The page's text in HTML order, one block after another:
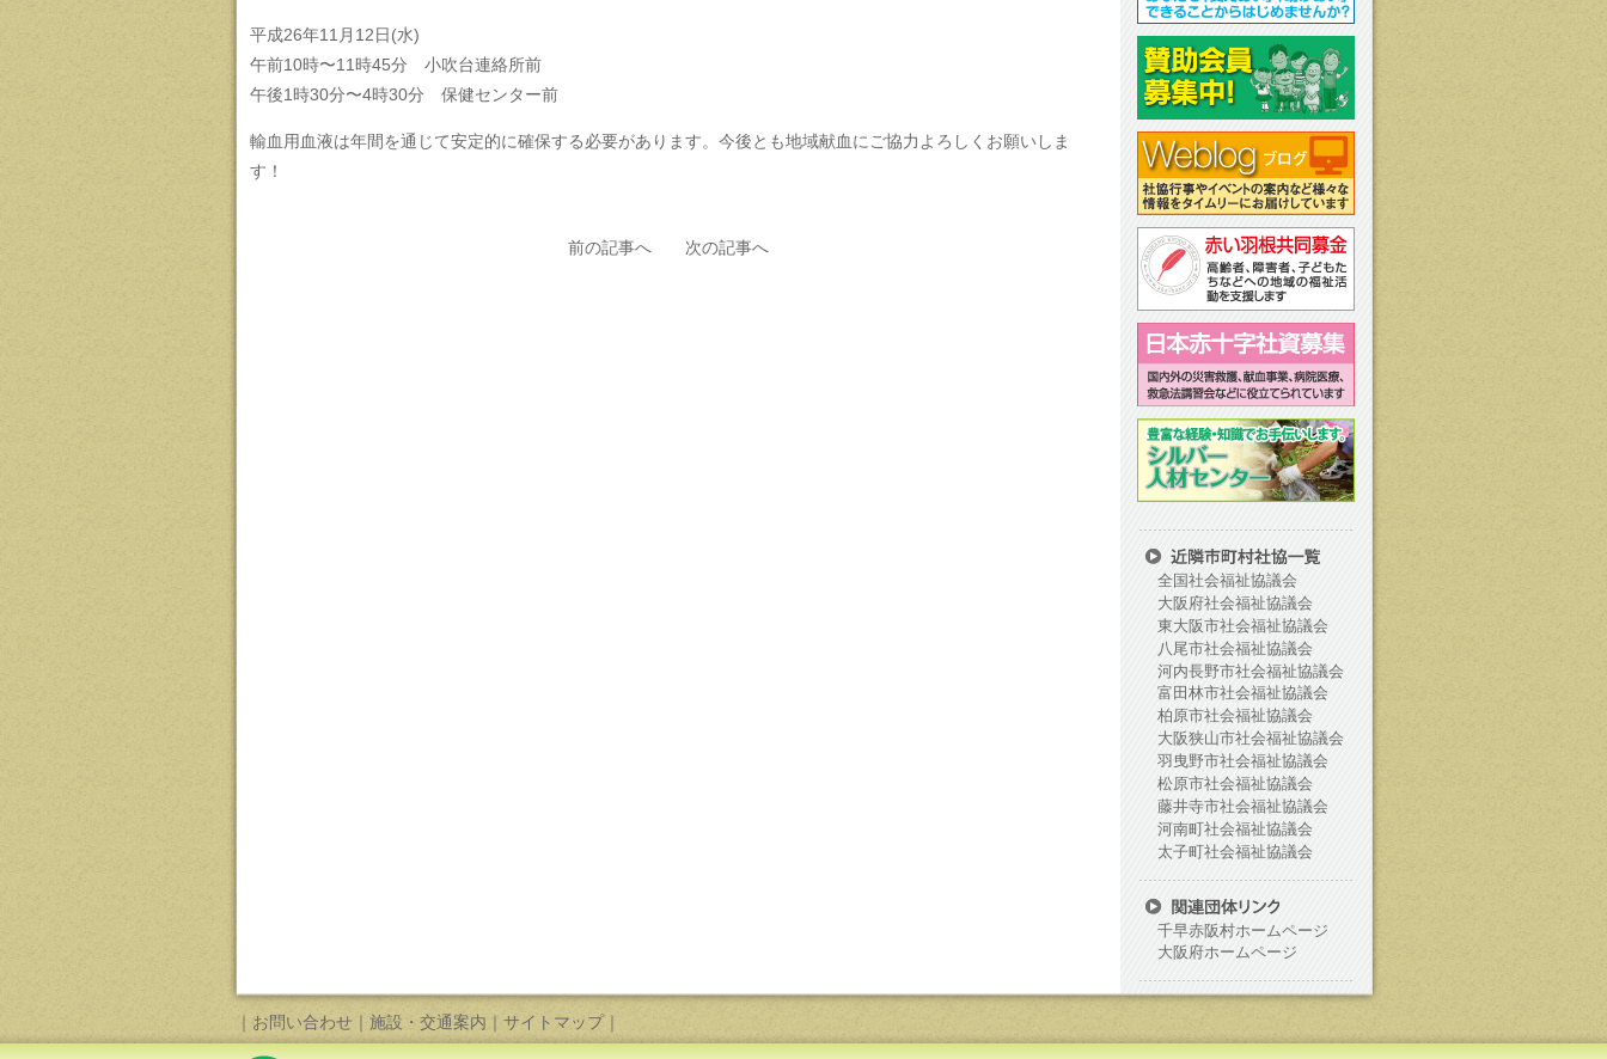
平成26年11月12日(水)
午前10時〜11時45分 小吹台連絡所前
午後1時30分〜4時30分 保健センター前
輸血用血液は年間を通じて安定的に確保する必要があります。今後とも地域献血にご協力よろしくお願いしま
す！
前の記事へ 次の記事へ
全国社会福祉協議会
大阪府社会福祉協議会
東大阪市社会福祉協議会
八尾市社会福祉協議会
河内長野市社会福祉協議会
富田林市社会福祉協議会
柏原市社会福祉協議会
大阪狭山市社会福祉協議会
羽曳野市社会福祉協議会
松原市社会福祉協議会
藤井寺市社会福祉協議会
河南町社会福祉協議会
太子町社会福祉協議会
千早赤阪村ホームページ
大阪府ホームページ
｜ お問い合わせ 施設・交通案内 ｜ サイトマップ｜